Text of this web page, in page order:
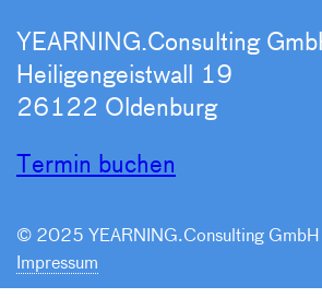
YEARNING.Consulting
Heiligengeistwall 19
26122 Oldenburg
Termin buchen
© 2025 YEARNING.Consulting
Impressum